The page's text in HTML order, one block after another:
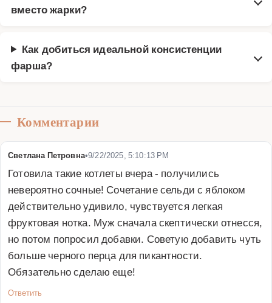
вместо жарки?
Как добиться идеальной консистенции
фарша?
Комментарии
Светлана Петровна•9/22/2025, 5:10:13 PM
Готовила такие котлеты вчера - получились
невероятно сочные! Сочетание сельди с яблоком
действительно удивило, чувствуется легкая
фруктовая нотка. Муж сначала скептически отнесся,
но потом попросил добавки. Советую добавить чуть
больше черного перца для пикантности.
Обязательно сделаю еще!
Ответить